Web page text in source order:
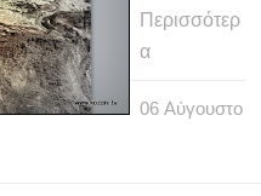
Περισσότερ
α
06 Αύγουστο